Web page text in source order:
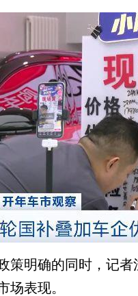
策明确的同时，记
场表现。